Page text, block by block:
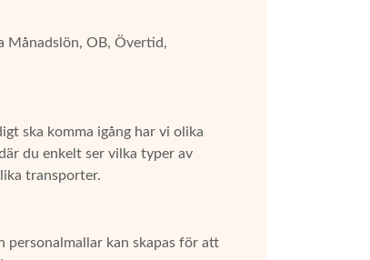
Månadslön, OB, Övertid,
ska komma igång har vi olika
du enkelt ser vilka typer av
transporter.
personalmallar kan skapas för att